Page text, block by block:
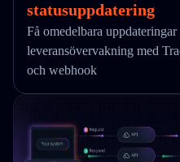
statusuppdatering
Få omedelbara uppdateringar
leveransövervakning med
och webhook